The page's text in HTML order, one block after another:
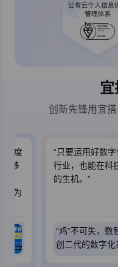
宜
创新先锋用宜
跃度
的移
成为
“只要运用好数
行业，也能在科
的生机。”
“鸡”不可失，数
创二代的数字化